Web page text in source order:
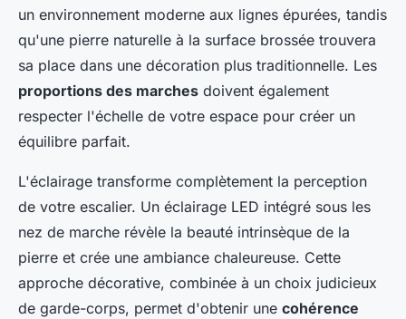
un environnement moderne aux lignes épurées, tandis
qu'une pierre naturelle à la surface brossée trouvera
sa place dans une décoration plus traditionnelle. Les
proportions des marches doivent également
respecter l'échelle de votre espace pour créer un
équilibre parfait.
L'éclairage transforme complètement la perception
de votre escalier. Un éclairage LED intégré sous les
nez de marche révèle la beauté intrinsèque de la
pierre et crée une ambiance chaleureuse. Cette
approche décorative, combinée à un choix judicieux
de garde-corps, permet d'obtenir une cohérence